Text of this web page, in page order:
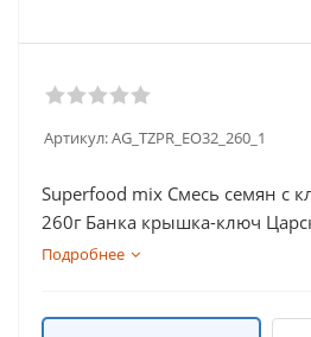
Артикул:AG_TZPR_EO32_260_1
Superfood mix Смесь семян с
260г Банка крышка-ключ
Подробнее